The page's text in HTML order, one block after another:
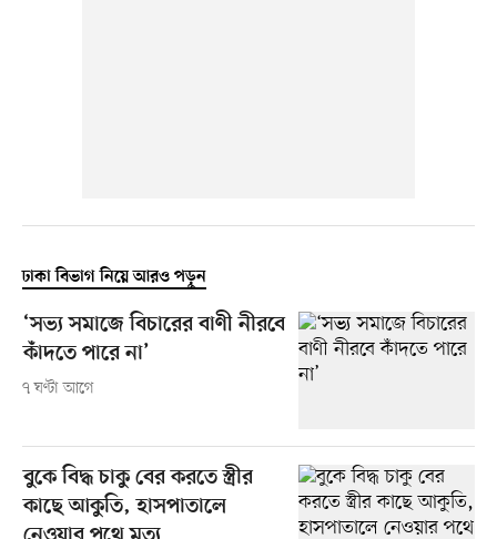
ঢাকা বিভাগ নিয়ে আরও পড়ুন
‘সভ্য সমাজে বিচারের বাণী নীরবে
কাঁদতে পারে না’
৭ ঘণ্টা আগে
বুকে বিদ্ধ চাকু বের করতে স্ত্রীর
কাছে আকুতি, হাসপাতালে